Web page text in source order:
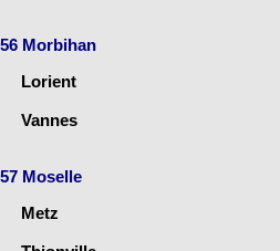
56 Morbihan
Lorient
Vannes
57 Moselle
Metz